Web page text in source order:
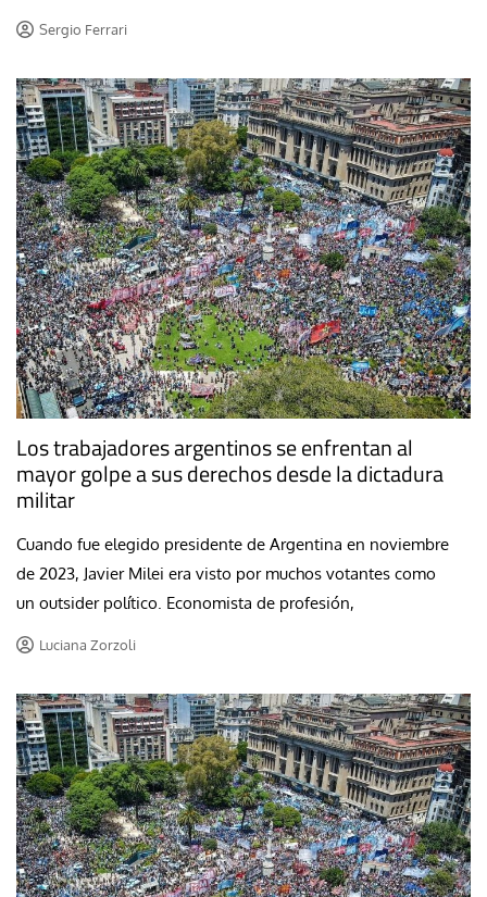
Sergio Ferrari
Los trabajadores argentinos se enfrentan al
mayor golpe a sus derechos desde la dictadura
militar
Cuando fue elegido presidente de Argentina en noviembre
de 2023, Javier Milei era visto por muchos votantes como
un outsider político. Economista de profesión,
Luciana Zorzoli